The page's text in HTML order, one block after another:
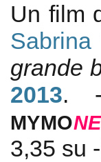
Un film
Sabrina
grande
2013. -
MYMONE
3,35 su